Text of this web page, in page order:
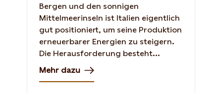
Bergen und den sonnigen
Mittelmeerinseln ist Italien eigentlich
gut positioniert, um seine Produktion
erneuerbarer Energien zu steigern.
Die Herausforderung besteht...
Mehr dazu